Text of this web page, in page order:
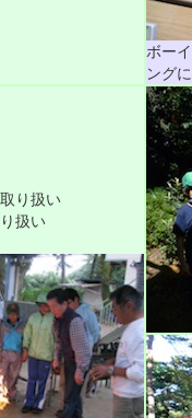
ボー
ング
り扱い
扱い